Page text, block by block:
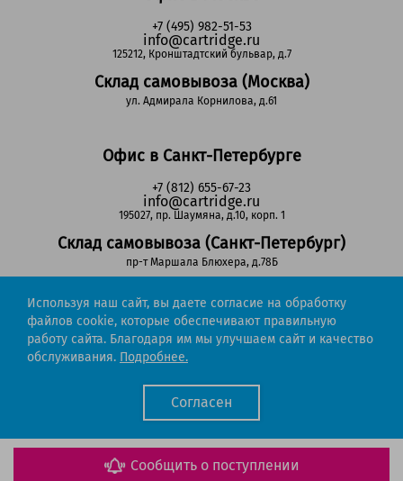
Сообщить о поступлении
+7 (495) 982-51-53
info@cartridge.ru
125212, Кронштадтский бульвар, д.7
Склад самовывоза (Москва)
ул. Адмирала Корнилова, д.61
Офис в Санкт-Петербурге
+7 (812) 655-67-23
info@cartridge.ru
195027, пр. Шаумяна, д.10, корп. 1
Склад самовывоза (Санкт-Петербург)
пр-т Маршала Блюхера, д.78Б
Регионы РФ
8-800-302-51-53
(звонок бесплатный)
Cartridge.ru 2012-2026. Все права защищены
Используя наш сайт, вы даете согласие на обработку
файлов cookie, которые обеспечивают правильную
работу сайта. Благодаря им мы улучшаем сайт и качество
обслуживания. Подробнее.
Согласен